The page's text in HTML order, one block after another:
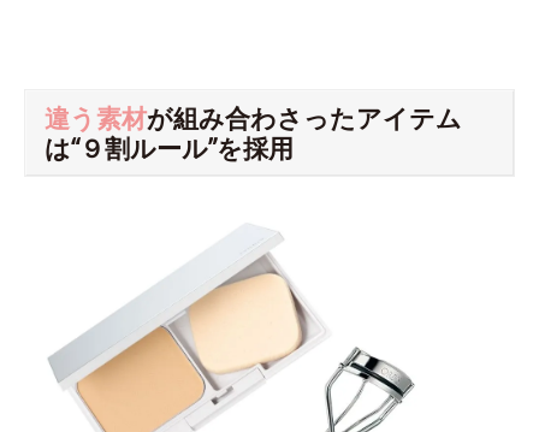
違う素材が組み合わさったアイテム
は“９割ルール”を採用